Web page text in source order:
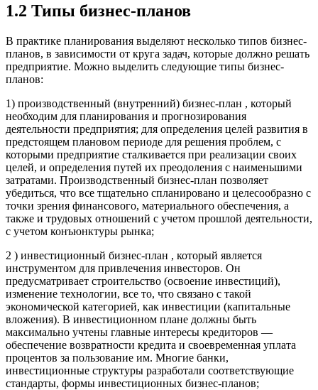
1.2 Типы бизнес-планов
В практике планирования выделяют несколько типов бизнес-
планов, в зависимости от круга задач, которые должно решать
предприятие. Можно выделить следующие типы бизнес-
планов:
1) производственный (внутренний) бизнес-план , который
необходим для планирования и прогнозирования
деятельности предприятия; для определения целей развития в
предстоящем плановом периоде для решения проблем, с
которыми предприятие сталкивается при реализации своих
целей, и определения путей их преодоления с наименьшими
затратами. Производственный бизнес-план позволяет
убедиться, что все тщательно спланировано и целесообразно с
точки зрения финансового, материального обеспечения, а
также и трудовых отношений с учетом прошлой деятельности,
с учетом конъюнктуры рынка;
2 ) инвестиционный бизнес-план , который является
инструментом для привлечения инвесторов. Он
предусматривает строительство (освоение инвестиций),
изменение технологии, все то, что связано с такой
экономической категорией, как инвестиции (капитальные
вложения). В инвестиционном плане должны быть
максимально учтены главные интересы кредиторов —
обеспечение возвратности кредита и своевременная уплата
процентов за пользование им. Многие банки,
инвестиционные структуры разработали соответствующие
стандарты, формы инвестиционных бизнес-планов;